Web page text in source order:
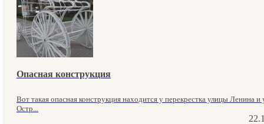
Опасная конструкция
Вот такая опасная конструкция находится у перекрестка улицы Ленина и
Остр...